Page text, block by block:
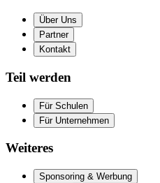
Über Uns
Partner
Kontakt
Teil werden
Für Schulen
Für Unternehmen
Weiteres
Sponsoring & Werbung